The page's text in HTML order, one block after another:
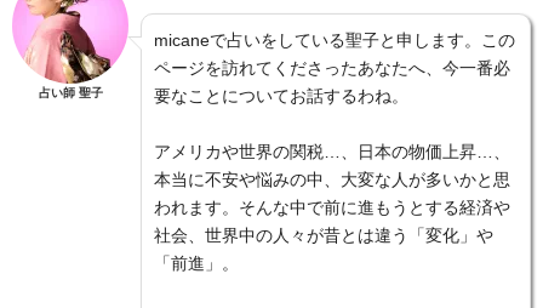
占い師 聖子
micaneで占いをしている聖子と申します。この
ページを訪れてくださったあなたへ、今一番必
要なことについてお話するわね。
アメリカや世界の関税…、日本の物価上昇…、
本当に不安や悩みの中、大変な人が多いかと思
われます。そんな中で前に進もうとする経済や
社会、世界中の人々が昔とは違う「変化」や
「前進」。